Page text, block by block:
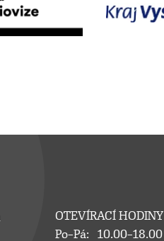
OTEVÍRACÍ HODINY
Po–Pá:
10.00–18.00